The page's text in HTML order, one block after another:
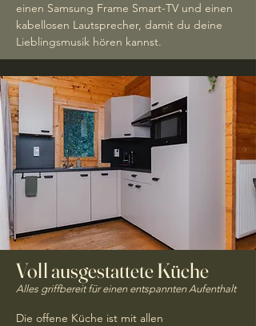
einen Samsung Frame Smart-TV und einen
kabellosen Lautsprecher, damit du deine
Lieblingsmusik hören kannst.
Voll ausgestattete Küche
Alles griffbereit für einen entspannten Aufenthalt
Die offene Küche ist mit allen